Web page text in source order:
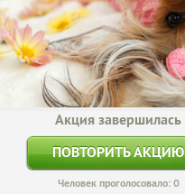
Акция завершилась
ПОВТОРИТЬ АКЦИЮ
Человек проголосовало: 0